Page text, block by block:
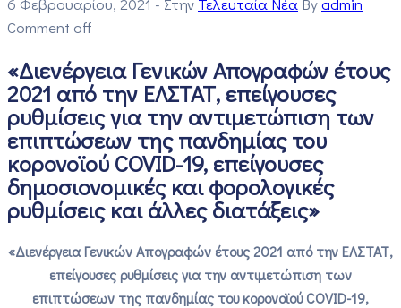
Comment off
«Διενέργεια Γενικών Απογραφών έτους
2021 από την ΕΛΣΤΑΤ, επείγουσες
ρυθμίσεις για την αντιμετώπιση των
επιπτώσεων της πανδημίας του
κορονοϊού COVID-19, επείγουσες
δημοσιονομικές και φορολογικές
ρυθμίσεις και άλλες διατάξεις»
«Διενέργεια Γενικών Απογραφών έτους 2021 από την ΕΛΣΤΑΤ,
επείγουσες ρυθμίσεις για την αντιμετώπιση των
επιπτώσεων της πανδημίας του κορονοϊού COVID-19,